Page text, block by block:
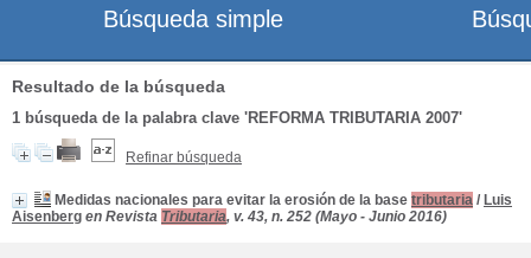
Resultado de la búsqueda
1 búsqueda de la palabra clave 'REFORMA TRIBUTARIA 2007'
Refinar búsqueda
Medidas nacionales para evitar la erosión de la base tributaria / Luis
Aisenberg en Revista Tributaria, v. 43, n. 252 (Mayo - Junio 2016)
Búsqueda simple